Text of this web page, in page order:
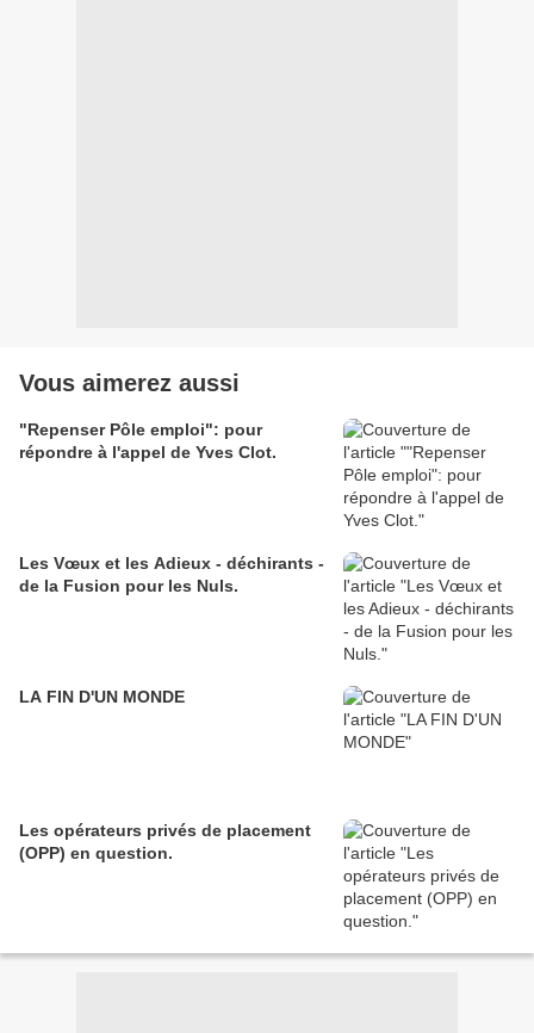
Vous aimerez aussi
"Repenser Pôle emploi": pour
répondre à l'appel de Yves Clot.
Les Vœux et les Adieux - déchirants -
de la Fusion pour les Nuls.
LA FIN D'UN MONDE
Les opérateurs privés de placement
(OPP) en question.